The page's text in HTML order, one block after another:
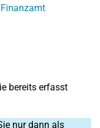
bereits erfasst
nur dann als